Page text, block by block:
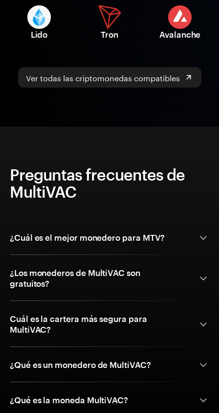
Lido Tron Avalanche
Ver todas las criptomonedas compatibles
Preguntas frecuentes de
MultiVAC
¿Cuál es el mejor monedero para MTV?
¿Los monederos de MultiVAC son
gratuitos?
Cuál es la cartera más segura para
MultiVAC?
¿Qué es un monedero de MultiVAC?
¿Qué es la moneda MultiVAC?